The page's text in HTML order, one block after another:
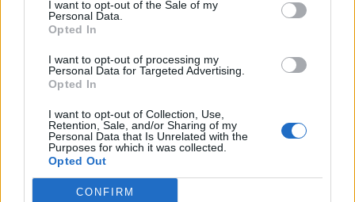
I want to opt-out of the Sale of my
Personal Data.
Opted In
I want to opt-out of processing my
Personal Data for Targeted Advertising.
Opted In
I want to opt-out of Collection, Use,
Retention, Sale, and/or Sharing of my
Personal Data that Is Unrelated with the
Purposes for which it was collected.
Opted Out
CONFIRM
νοημοσύνη προβλέπει την παραγωγή από
ανανεώσιμες πηγές.
Φυσικά, η τεχνητή νοημοσύνη επηρεάζει άμεσα
και τηνψυχαγωγία , οι πλατφόρμες streaming
βιντεοπαιχνίδια χρησιμοποιούν αντιπάλους που
βασίζονται στην τεχνητή νοημοσύνη. Στη
γεωργία, τα drones σε συνδυασμό με την τεχνητή
νοημοσύνη ανιχνεύουν ασθένειες των